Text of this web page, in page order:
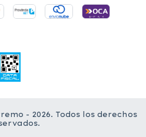
- 2026. Todos los derechos